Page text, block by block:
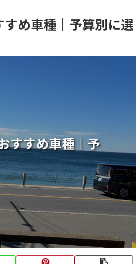
め車種｜予算別に選
すすめ車種｜予